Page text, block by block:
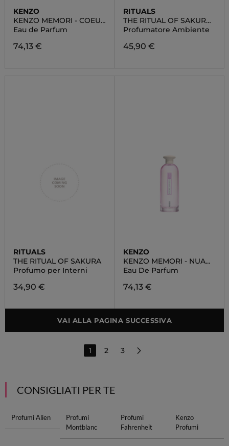
KENZO
KENZO MEMORI - COEUR
AZUKI
Eau de Parfum
74,13 €
RITUALS
THE RITUAL OF SAKURA
FRAGRANCE STICKS
Profumatore Ambiente
45,90 €
RITUALS
THE RITUAL OF SAKURA
Profumo per Interni
34,90 €
KENZO
KENZO MEMORI - NUAGE
CERISIER
Eau De Parfum
74,13 €
VAI ALLA PAGINA SUCCESSIVA
1 2 3
CONSIGLIATI PER TE
Profumi Alien
Profumi
Montblanc
Profumi
Fahrenheit
Kenzo
Profumi